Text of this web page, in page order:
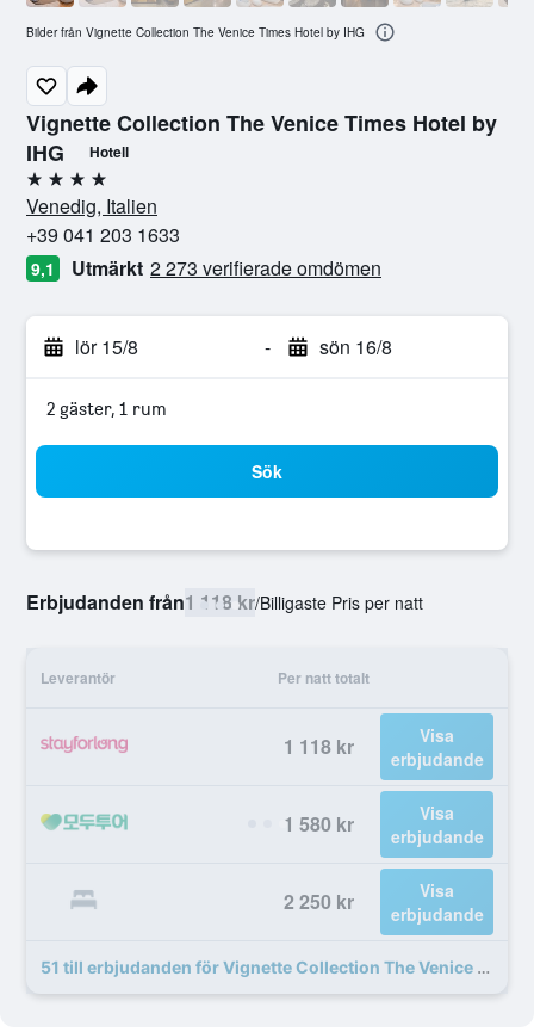
Vignette Collection The Venice Times Hotel by
IHG
Hotell
4 stjärnor
Venedig, Italien
+39 041 203 1633
9,1 Utmärkt 2 273 verifierade omdömen
lör 15/8 - sön 16/8
2 gäster, 1 rum
Sök
Erbjudanden från1 118 kr/Billigaste Pris per natt
Leverantör Per natt totalt
1 118 kr
Visa
erbjudande
1 580 kr
Visa
erbjudande
2 250 kr
Visa
erbjudande
51 till erbjudanden för Vignette Collection The Venice Times Hotel by IHG
Bilder från Vignette Collection The Venice Times Hotel by IHG